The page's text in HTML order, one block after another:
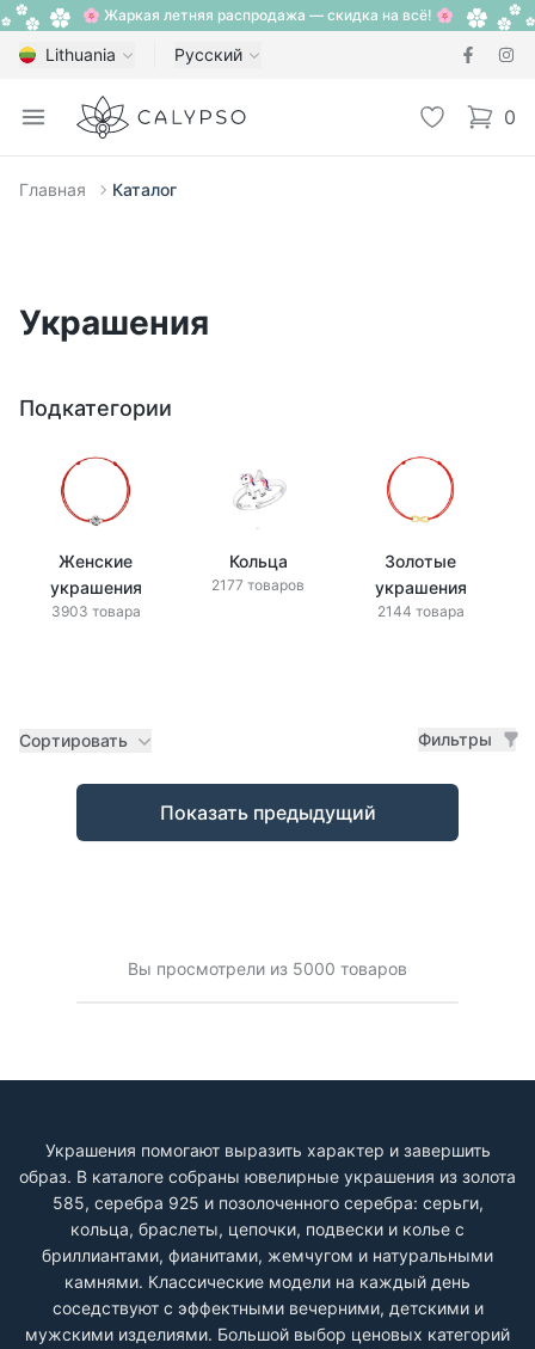
🌸 Жаркая летняя распродажа — скидка на всё! 🌸
Lithuania Русский
Open menu
Calypso Избранное
0
items
Главная Каталог
Украшения
Подкатегории
Женские
украшения
3903 товара
Кольца
2177 товаров
Золотые
украшения
2144 товара
Украшения помогают выразить характер и завершить
образ. В каталоге собраны ювелирные украшения из золота
585, серебра 925 и позолоченного серебра: серьги,
кольца, браслеты, цепочки, подвески и колье с
бриллиантами, фианитами, жемчугом и натуральными
камнями. Классические модели на каждый день
соседствуют с эффектными вечерними, детскими и
мужскими изделиями. Большой выбор ценовых категорий
Сортировать Фильтры
Товары
Показать предыдущий
Вы просмотрели из 5000 товаров